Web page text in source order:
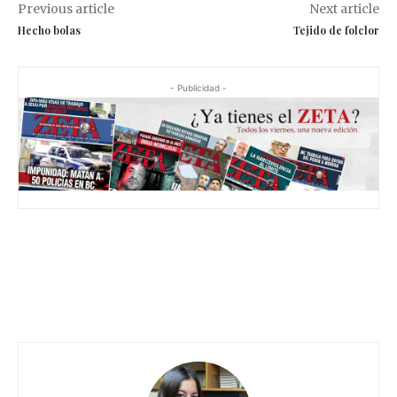
Previous article
Hecho bolas
Next article
Tejido de folclor
- Publicidad -